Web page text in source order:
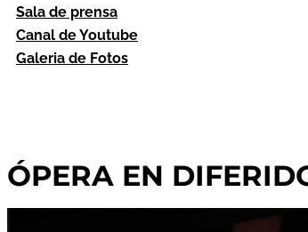
Sala de prensa
Canal de Youtube
Galeria de Fotos
ÓPERA EN